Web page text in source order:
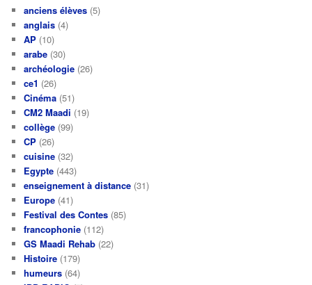
anciens élèves (5)
anglais (4)
AP (10)
arabe (30)
archéologie (26)
ce1 (26)
Cinéma (51)
CM2 Maadi (19)
collège (99)
CP (26)
cuisine (32)
Egypte (443)
enseignement à distance (31)
Europe (41)
Festival des Contes (85)
francophonie (112)
GS Maadi Rehab (22)
Histoire (179)
humeurs (64)